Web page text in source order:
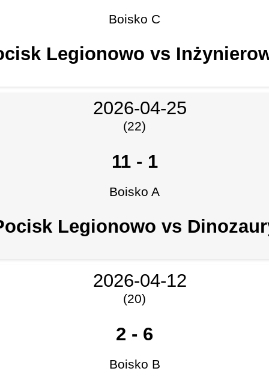
Boisko C
Legionowo vs
2026-04-25
(22)
11- 1
Boisko A
Legionowo vs
2026-04-12
(20)
2 - 6
Boisko B